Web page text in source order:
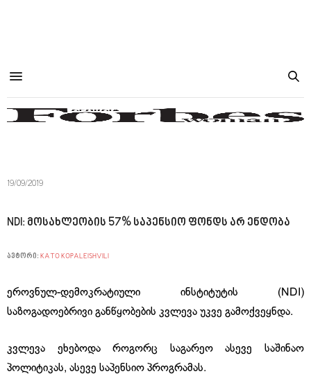
19/09/2019
NDI: მოსახლეობის 57% საპენსიო ფონდს არ ენდობა
ავტორი: KATO KOPALEISHVILI
ეროვნულ-დემოკრატიული ინსტიტუტის (NDI)
საზოგადოებრივი განწყობების კვლევა უკვე გამოქვეყნდა.
კვლევა ეხებოდა როგორც საგარეო ასევე საშინაო
პოლიტიკას, ასევე საპენსიო პროგრამას.